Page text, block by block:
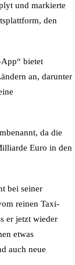
und markierte
den
bietet
an, darunter
da die
Euro in den
bei seiner
reinen Taxi-
er jetzt wieder
etwas
auch neue